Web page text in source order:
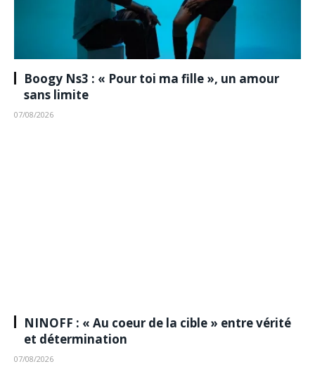
Boogy Ns3 : « Pour toi ma fille », un amour
sans limite
07/08/2026
NINOFF : « Au coeur de la cible » entre vérité
et détermination
07/08/2026